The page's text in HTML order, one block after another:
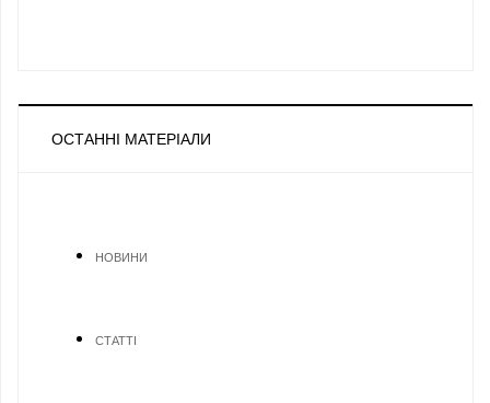
ОСТАННІ МАТЕРІАЛИ
НОВИНИ
СТАТТІ